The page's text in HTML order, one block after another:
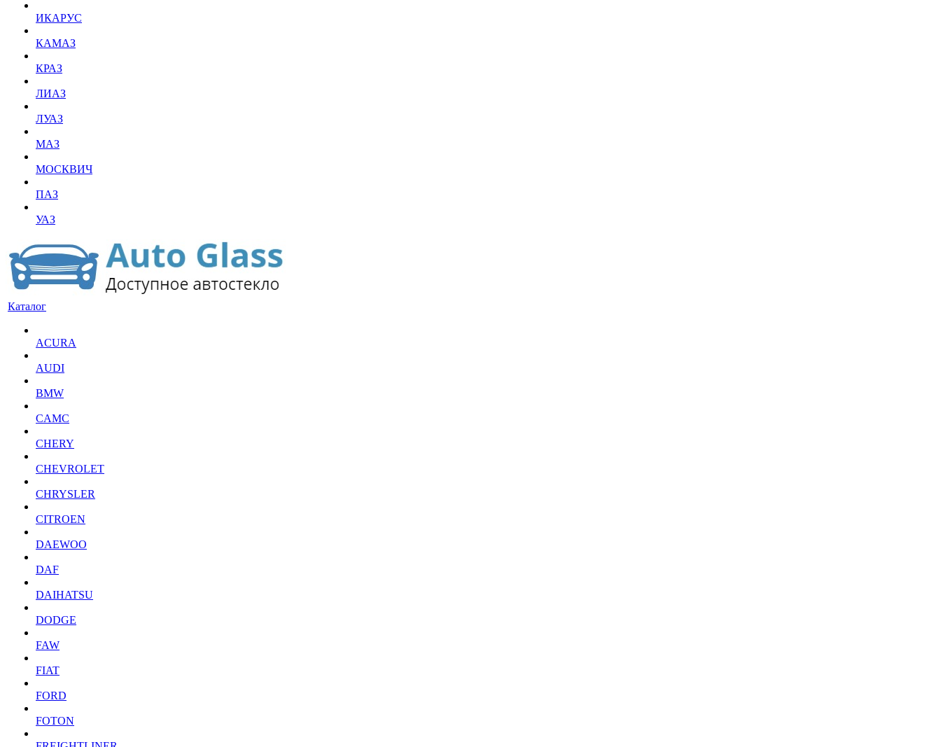
ИКАРУС
КАМАЗ
КРАЗ
ЛИАЗ
ЛУАЗ
МАЗ
МОСКВИЧ
ПАЗ
УАЗ
Каталог
ACURA
AUDI
BMW
CAMC
CHERY
CHEVROLET
CHRYSLER
CITROEN
DAEWOO
DAF
DAIHATSU
DODGE
FAW
FIAT
FORD
FOTON